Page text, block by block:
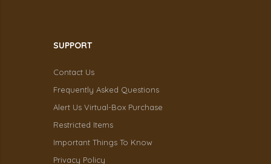
SUPPORT
Contact Us
Frequently Asked Questions
Alert Us Virtual-Box Purchase
Restricted Items
Important Things To Know
Privacy Policy